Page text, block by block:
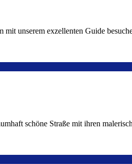
unserem exzellenten Guide
schöne Straße mit ihren